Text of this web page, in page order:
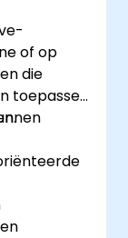
of op
die
toepassen